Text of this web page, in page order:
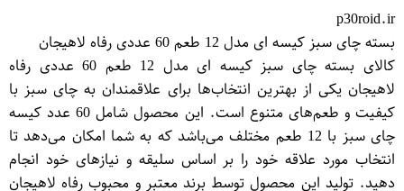
p30roid.ir
بسته چای سبز کیسه ای مدل 12 طعم 60 عددی رفاه لاهیجان
کالای بسته چای سبز کیسه ای مدل 12 طعم 60 عددی رفاه
لاهیجان یکی از بهترین انتخاب‌ها برای علاقمندان به چای سبز با
کیفیت و طعم‌های متنوع است. این محصول شامل 60 عدد کیسه
چای سبز با 12 طعم مختلف می‌باشد که به شما امکان می‌دهد تا
انتخاب مورد علاقه خود را بر اساس سلیقه و نیاز‌های خود انجام
دهید. تولید این محصول توسط برند معتبر و محبوب رفاه لاهیجان